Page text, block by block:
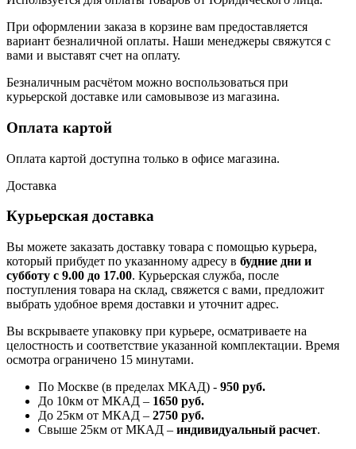
При оформлении заказа в корзине вам предоставляется
вариант безналичной оплаты. Наши менеджеры свяжутся с
вами и выставят счет на оплату.
Безналичным расчётом можно воспользоваться при
курьерской доставке или самовывозе из магазина.
Оплата картой
Оплата картой доступна только в офисе магазина.
Доставка
Курьерская доставка
Вы можете заказать доставку товара с помощью курьера,
который прибудет по указанному адресу в будние дни и
субботу с 9.00 до 17.00. Курьерская служба, после
поступления товара на склад, свяжется с вами, предложит
выбрать удобное время доставки и уточнит адрес.
Вы вскрываете упаковку при курьере, осматриваете на
целостность и соответствие указанной комплектации. Время
осмотра ограничено 15 минутами.
По Москве (в пределах МКАД) - 950 руб.
До 10км от МКАД – 1650 руб.
До 25км от МКАД – 2750 руб.
Свыше 25км от МКАД – индивидуальный расчет.